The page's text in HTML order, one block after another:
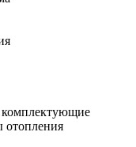
отопления